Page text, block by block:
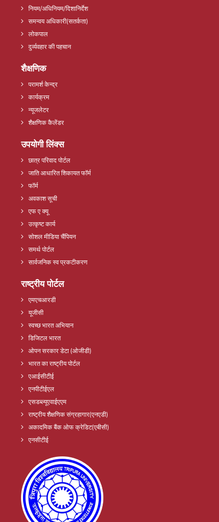
नियम/अधिनियम/दिशानिर्देश
समन्वय अधिकारी(सतर्कता)
लोकपाल
दुर्व्यवहार की पहचान
शैक्षणिक
परामर्श केन्द्र
कार्यक्रम
न्यूजलेटर
शैक्षणिक कैलेंडर
उपयोगी लिंक्स
छात्र परिवाद पोर्टल
जाति आधारित शिकायत फॉर्म
फॉर्म
अवकाश सूची
एफ ए क्यू
उत्कृष्ट कार्य
सोशल मीडिया चैंपियन
समर्थ पोर्टल
सार्वजनिक स्व प्रकटीकरण
राष्ट्रीय पोर्टल
एमएचआरडी
यूजीसी
स्वच्छ भारत अभियान
डिजिटल भारत
ओपन सरकार डेटा (ओजीडी)
भारत का राष्ट्रीय पोर्टल
एआईसीटीई
एनपीटीईएल
एसडब्ल्यूएवाईएएम
राष्ट्रीय शैक्षणिक संग्रहागार(एनएडी)
अकादमिक बैंक ओफ क्रेडिट(एबीसी)
एनसीटीई